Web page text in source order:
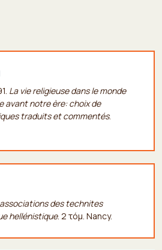
La vie religieuse dans le monde
avant notre ère: choix de
traduits et commentés.
des technites
hellénistique. 2 τόμ. Nancy.